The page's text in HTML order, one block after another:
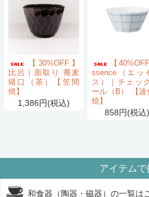
【30%OFF】
比呂｜面取り 蕎麦
猪口（茶）【笠間
焼】
1,386円(税込)
【
ssence（エッ
ス）｜チェッ
ール（B） 【波
焼】
858円(税込)
アイテムで
和食器（陶器・磁器）の一覧は